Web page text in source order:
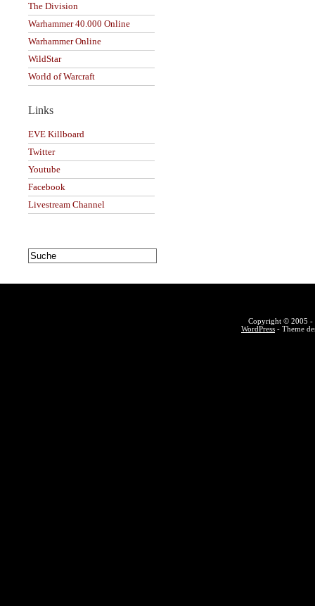
The Division
Warhammer 40.000 Online
Warhammer Online
WildStar
World of Warcraft
Links
EVE Killboard
Twitter
Youtube
Facebook
Livestream Channel
Copyright © 2005 -
WordPress - Theme